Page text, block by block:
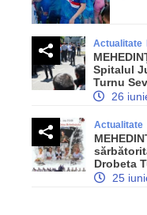
Actualitate
Spitalul
Turnu
26
Actualitate
Drobeta
25